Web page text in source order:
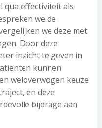
qua effectiviteit als
we de
we deze met
Door deze
inzicht te geven in
kunnen
weloverwogen keuze
en deze
bijdrage aan